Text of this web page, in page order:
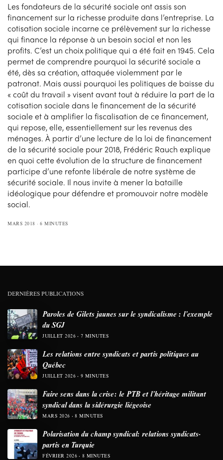
Les fondateurs de la sécurité sociale ont assis son
financement sur la richesse produite dans l’entreprise. La
cotisation sociale incarne ce prélèvement sur la richesse
qui finance la réponse à un besoin social et non les
profits. C’est un choix politique qui a été fait en 1945. Cela
permet de comprendre pourquoi la sécurité sociale a
été, dès sa création, attaquée violemment par le
patronat. Mais aussi pourquoi les politiques de baisse du
« coût du travail » visent avant tout à réduire la part de la
cotisation sociale dans le financement de la sécurité
sociale et à amplifier la fiscalisation de ce financement,
qui repose, elle, essentiellement sur les revenus des
ménages. À partir d’une lecture de la loi de financement
de la sécurité sociale pour 2018, Frédéric Rauch explique
en quoi cette évolution de la structure de financement
participe d’une refonte libérale de notre système de
sécurité sociale. Il nous invite à mener la bataille
idéologique pour défendre et promouvoir notre modèle
social.
MARS 2018 6 MINUTES
DERNIÈRES PUBLICATIONS
Paroles de Gilets jaunes sur le syndicalisme : l’exemple
du SGJ
JUILLET 2026 7 MINUTES
Les relations entre syndicats et partis politiques au
Québec
JUILLET 2026 9 MINUTES
Faire sens dans la crise: le PTB et l’héritage militant
syndical dans la sidérurgie liégeoise
MARS 2026 8 MINUTES
Polarisation du champ syndical: relations syndicats-
partis en Turquie
FÉVRIER 2026 8 MINUTES